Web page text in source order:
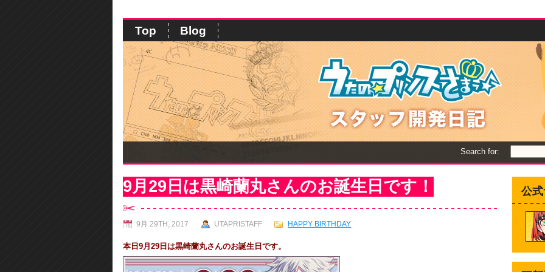
Top Blog
Search for:
9月29日は黒崎蘭丸さんのお誕生日です！
9月 29TH, 2017 UTAPRISTAFF HAPPY BIRTHDAY
本日9月29日は黒崎蘭丸さんのお誕生日です。
公